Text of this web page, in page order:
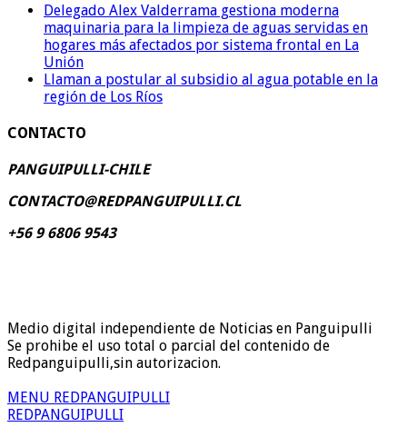
Delegado Alex Valderrama gestiona moderna
maquinaria para la limpieza de aguas servidas en
hogares más afectados por sistema frontal en La
Unión
Llaman a postular al subsidio al agua potable en la
región de Los Ríos
CONTACTO
PANGUIPULLI-CHILE
CONTACTO@REDPANGUIPULLI.CL
+56 9 6806 9543
Medio digital independiente de Noticias en Panguipulli
Se prohibe el uso total o parcial del contenido de
Redpanguipulli,sin autorizacion.
MENU REDPANGUIPULLI
REDPANGUIPULLI